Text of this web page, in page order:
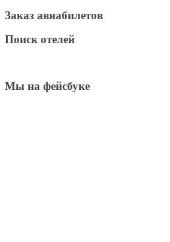
Заказ авиабилетов
Поиск отелей
Мы на фейсбуке